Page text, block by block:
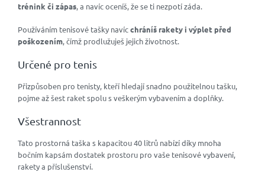
trénink či zápas, a navíc oceníš, že se ti nezpotí záda.
Používáním tenisové tašky navícchráníš rakety i výplet před
poškozením, čímž prodlužuješ jejich životnost.
Určené pro tenis
Přizpůsoben pro tenisty, kteří hledají snadno použitelnou tašku,
pojme až šest raket spolu s veškerým vybavením a doplňky.
Všestrannost
Tato prostorná taška s kapacitou 40 litrů nabízí díky mnoha
bočním kapsám dostatek prostoru pro vaše tenisové vybavení,
rakety a příslušenství.